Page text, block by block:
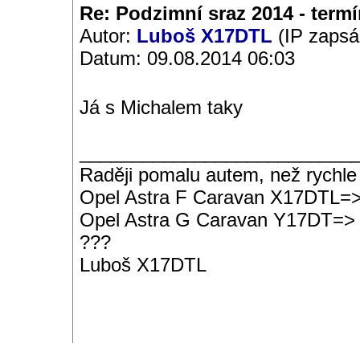
Re: Podzimní sraz 2014 -
Autor: Luboš X17DTL (IP
Datum: 09.08.2014 06:03
Já s Michalem taky
Raději pomalu autem, než
Opel Astra F Caravan
Opel Astra G Caravan Y17DT=>
???
Luboš X17DTL